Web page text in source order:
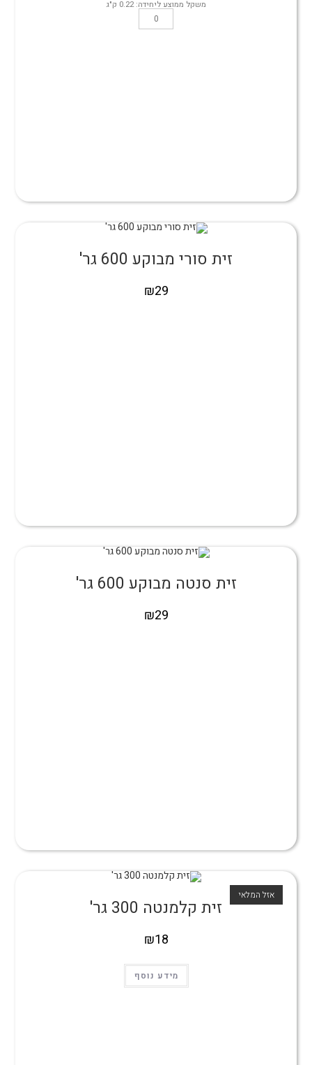
משקל ממוצע ליחידה: 0.22 ק"ג
זית סורי מבוקע 600 גר'
₪29
זית סנטה מבוקע 600 גר'
₪29
אזל המלאי
זית קלמנטה 300 גר'
₪18
מידע נוסף